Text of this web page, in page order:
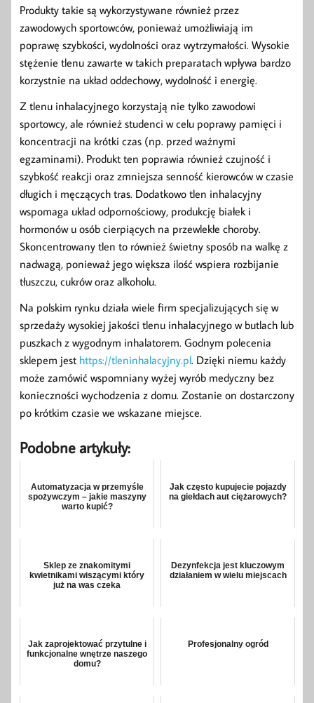
Produkty takie są wykorzystywane również przez
zawodowych sportowców, ponieważ umożliwiają im
poprawę szybkości, wydolności oraz wytrzymałości. Wysokie
stężenie tlenu zawarte w takich preparatach wpływa bardzo
korzystnie na układ oddechowy, wydolność i energię.
Z tlenu inhalacyjnego korzystają nie tylko zawodowi
sportowcy, ale również studenci w celu poprawy pamięci i
koncentracji na krótki czas (np. przed ważnymi
egzaminami). Produkt ten poprawia również czujność i
szybkość reakcji oraz zmniejsza senność kierowców w czasie
długich i męczących tras. Dodatkowo tlen inhalacyjny
wspomaga układ odpornościowy, produkcję białek i
hormonów u osób cierpiących na przewlekłe choroby.
Skoncentrowany tlen to również świetny sposób na walkę z
nadwagą, ponieważ jego większa ilość wspiera rozbijanie
tłuszczu, cukrów oraz alkoholu.
Na polskim rynku działa wiele firm specjalizujących się w
sprzedaży wysokiej jakości tlenu inhalacyjnego w butlach lub
puszkach z wygodnym inhalatorem. Godnym polecenia
sklepem jest https://tleninhalacyjny.pl. Dzięki niemu każdy
może zamówić wspomniany wyżej wyrób medyczny bez
konieczności wychodzenia z domu. Zostanie on dostarczony
po krótkim czasie we wskazane miejsce.
Podobne artykuły:
Automatyzacja w przemyśle
spożywczym – jakie maszyny
warto kupić?
Jak często kupujecie pojazdy
na giełdach aut ciężarowych?
Sklep ze znakomitymi
kwietnikami wiszącymi który
już na was czeka
Dezynfekcja jest kluczowym
działaniem w wielu miejscach
Jak zaprojektować przytulne i
funkcjonalne wnętrze naszego
domu?
Profesjonalny ogród